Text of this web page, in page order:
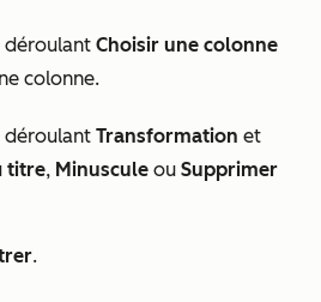
déroulant Choisir une colonne
colonne.
déroulant Transformation et
titre, Minuscule ou Supprimer
.